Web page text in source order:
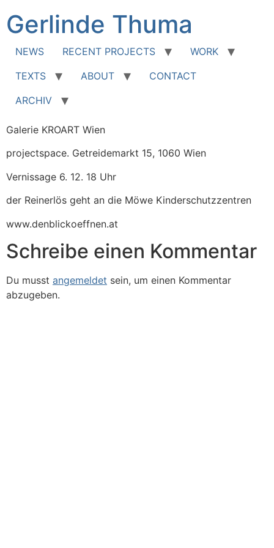
Inhalt
springen
Gerlinde Thuma
NEWS RECENT PROJECTS
WORK
TEXTS
ABOUT
CONTACT
ARCHIV
Galerie KROART Wien
projectspace. Getreidemarkt 15, 1060 Wien
Vernissage 6. 12. 18 Uhr
der Reinerlös geht an die Möwe Kinderschutzzentren
www.denblickoeffnen.at
Schreibe einen Kommentar
Du musst angemeldet sein, um einen Kommentar
abzugeben.